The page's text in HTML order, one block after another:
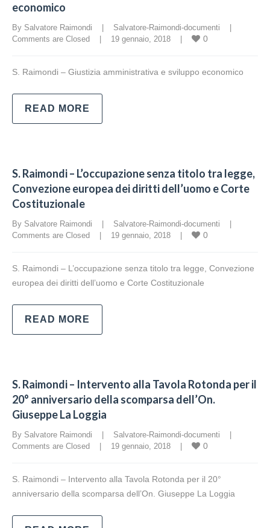
economico
By Salvatore Raimondi    | Salvatore-Raimondi-documenti
Comments are Closed
    |    19 gennaio, 2018    |
0
S. Raimondi – Giustizia amministrativa e sviluppo economico
READ MORE
S. Raimondi – L’occupazione senza titolo tra legge,
Convezione europea dei diritti dell’uomo e Corte
Costituzionale
By Salvatore Raimondi    | Salvatore-Raimondi-documenti
Comments are Closed
    |    19 gennaio, 2018    |
0
S. Raimondi – L’occupazione senza titolo tra legge, Convezione
europea dei diritti dell’uomo e Corte Costituzionale
READ MORE
S. Raimondi – Intervento alla Tavola Rotonda per il
20° anniversario della scomparsa dell’On.
Giuseppe La Loggia
By Salvatore Raimondi    | Salvatore-Raimondi-documenti
Comments are Closed
    |    19 gennaio, 2018    |
0
S. Raimondi – Intervento alla Tavola Rotonda per il 20°
anniversario della scomparsa dell’On. Giuseppe La Loggia